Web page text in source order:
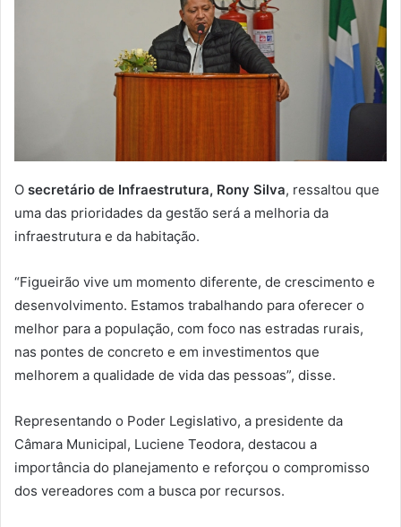
O secretário de Infraestrutura, Rony Silva, ressaltou que
uma das prioridades da gestão será a melhoria da
infraestrutura e da habitação.
“Figueirão vive um momento diferente, de crescimento e
desenvolvimento. Estamos trabalhando para oferecer o
melhor para a população, com foco nas estradas rurais,
nas pontes de concreto e em investimentos que
melhorem a qualidade de vida das pessoas”, disse.
Representando o Poder Legislativo, a presidente da
Câmara Municipal, Luciene Teodora, destacou a
importância do planejamento e reforçou o compromisso
dos vereadores com a busca por recursos.